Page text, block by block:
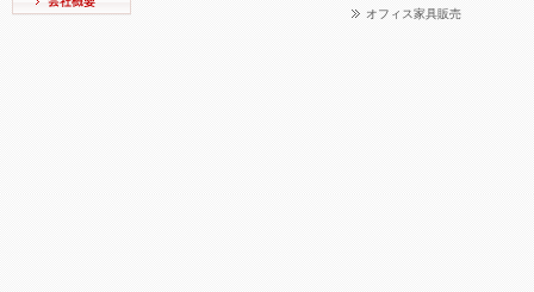
オフィス家具販売